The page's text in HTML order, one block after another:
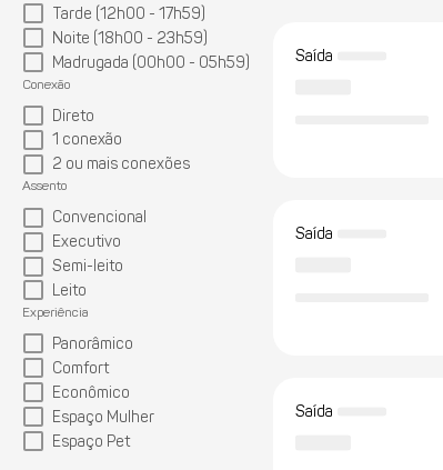
Tarde (12h00 - 17h59)
Noite (18h00 - 23h59)
Madrugada (00h00 - 05h59)
Conexão
Direto
1 conexão
2 ou mais conexões
Assento
Convencional
Executivo
Semi-leito
Leito
Experiência
Panorâmico
Comfort
Econômico
Espaço Mulher
Espaço Pet
Saída
Saída
Saída